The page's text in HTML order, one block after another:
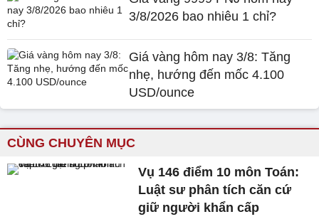
3/8/2026 bao nhiêu 1 chỉ?
Giá vàng hôm nay 3/8: Tăng
nhẹ, hướng đến mốc 4.100
USD/ounce
CÙNG CHUYÊN MỤC
Vụ 146 điểm 10 môn Toán:
Luật sư phân tích căn cứ
giữ người khẩn cấp